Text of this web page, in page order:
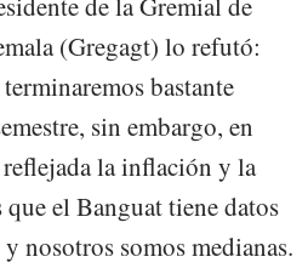
(Gregagt) lo refutó:
bastante
sin embargo, en
reflejada la inflación y la
el Banguat tiene datos
nosotros somos medianas.